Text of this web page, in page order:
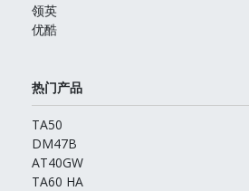
领英
优酷
热门产品
TA50
DM47B
AT40GW
TA60 HA